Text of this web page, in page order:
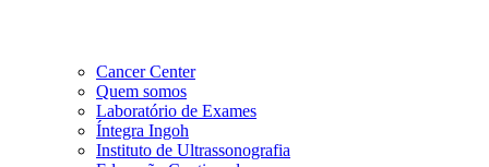
Cancer Center
Quem somos
Laboratório de Exames
Íntegra Ingoh
Instituto de Ultrassonografia